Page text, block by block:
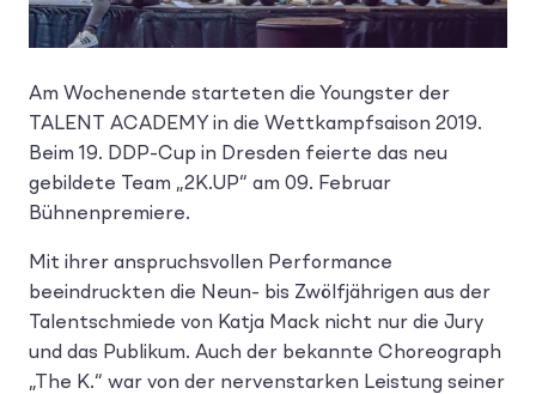
Am Wochenende starteten die Youngster der
TALENT ACADEMY in die Wettkampfsaison 2019.
Beim 19. DDP-Cup in Dresden feierte das neu
gebildete Team „2K.UP“ am 09. Februar
Bühnenpremiere.
Mit ihrer anspruchsvollen Performance
beeindruckten die Neun- bis Zwölfjährigen aus der
Talentschmiede von Katja Mack nicht nur die Jury
und das Publikum. Auch der bekannte Choreograph
„The K.“ war von der nervenstarken Leistung seiner